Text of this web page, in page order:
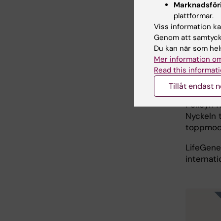
De
över
Sverige
Policyn
Nyckeln
plattformar.
Viss information
Genom att
Du kan när som
Mer information
Read this
Tillåt endast